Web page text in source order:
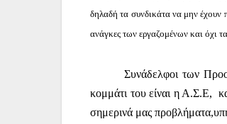
δηλαδή τα συνδικάτα να μην έχουν
ανάγκες των εργαζομένων και όχι
Συνάδελφοι των
κομμάτι του είναι η Α.Σ.Ε,
σημερινά μας